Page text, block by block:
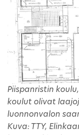
Piispanristin
koulut olivat
luonnonvalon
Kuva: TTY,